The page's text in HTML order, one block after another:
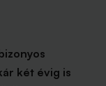
két évig is